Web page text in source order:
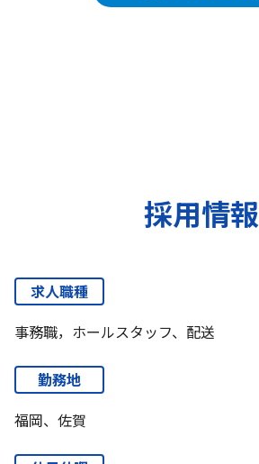
採用情報
求人職種
事務職，ホールスタッフ、配送
勤務地
福岡、佐賀